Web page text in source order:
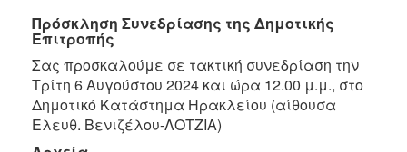
2022
2021
2020
2019
2018
Πρόσκληση Συνεδρίασης της Δημοτικής
Επιτροπής
Σας προσκαλούμε σε τακτική συνεδρίαση την
Τρίτη 6 Αυγούστου 2024 και ώρα 12.00 μ.μ., στο
Δημοτικό Κατάστημα Ηρακλείου (αίθουσα
Ελευθ. Βενιζέλου-ΛΟΤΖΙΑ)